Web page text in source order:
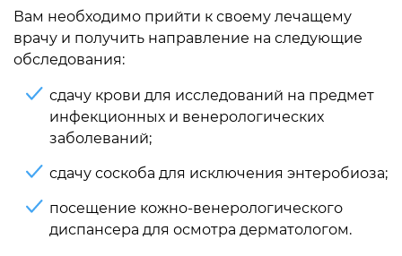
Вам необходимо прийти к своему лечащему
врачу и получить направление на следующие
обследования:
сдачу крови для исследований на предмет
инфекционных и венерологических
заболеваний;
сдачу соскоба для исключения энтеробиоза;
посещение кожно-венерологического
диспансера для осмотра дерматологом.